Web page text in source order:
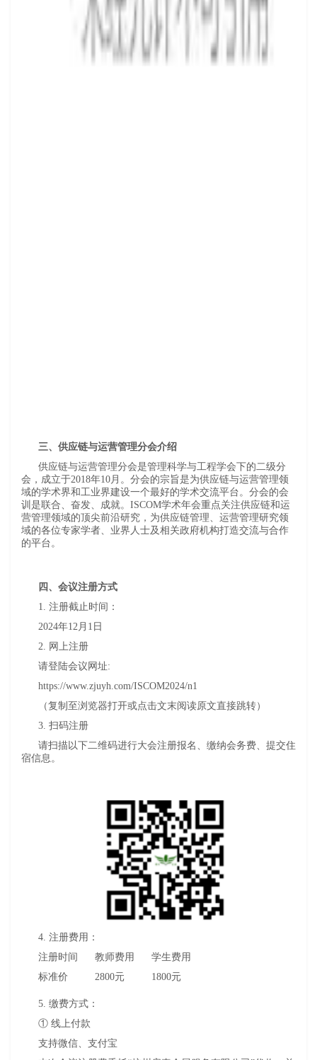
三、供应链与运营管理分会介绍
供应链与运营管理分会是管理科学与工程学会下的二级分
会，成立于2018年10月。分会的宗旨是为供应链与运营管理领
域的学术界和工业界建设一个最好的学术交流平台。分会的会
训是联合、奋发、成就。ISCOM学术年会重点关注供应链和运
营管理领域的顶尖前沿研究，为供应链管理、运营管理研究领
域的各位专家学者、业界人士及相关政府机构打造交流与合作
的平台。
四、会议注册方式
1. 注册截止时间：
2024年12月1日
2. 网上注册
请登陆会议网址:
https://www.zjuyh.com/ISCOM2024/n1
（复制至浏览器打开或点击文末阅读原文直接跳转）
3. 扫码注册
请扫描以下二维码进行大会注册报名、缴纳会务费、提交住
宿信息。
4. 注册费用：
注册时间
教师费用
学生费用
标准价
2800元 1800元
5. 缴费方式：
① 线上付款
支持微信、支付宝